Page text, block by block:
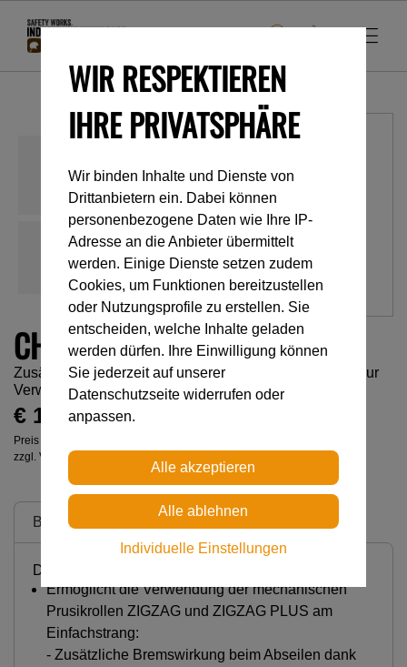
CHICANE
Zusätzliches Bremselement für mechanischen Prusik zur
Verwendung am Einfachstrang bei der Baumpflege
€ 145,00
Preis inkl. MwSt.
zzgl. Versandkosten
Beschreibung
Detaillierte Beschreibung
Ermöglicht die Verwendung der mechanischen
Prusikrollen ZIGZAG und ZIGZAG PLUS am
Einfachstrang:
- Zusätzliche Bremswirkung beim Abseilen dank
WIR RESPEKTIEREN
IHRE PRIVATSPHÄRE
Wir binden Inhalte und Dienste von
Drittanbietern ein. Dabei können
personenbezogene Daten wie Ihre IP-
Adresse an die Anbieter übermittelt
werden. Einige Dienste setzen zudem
Cookies, um Funktionen bereitzustellen
oder Nutzungsprofile zu erstellen. Sie
entscheiden, welche Inhalte geladen
werden dürfen. Ihre Einwilligung können
Sie jederzeit auf unserer
Datenschutzseite widerrufen oder
anpassen.
Individuelle Einstellungen